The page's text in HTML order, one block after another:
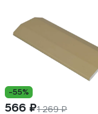
-55%
566 ₽1 269 ₽